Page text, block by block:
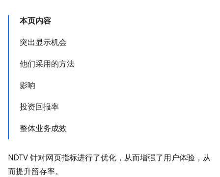
本页内容
突出显示机会
他们采用的方法
影响
投资回报率
整体业务成效
NDTV 针对网页指标进行了优化，从而增强了用户体验，从
而提升留存率。